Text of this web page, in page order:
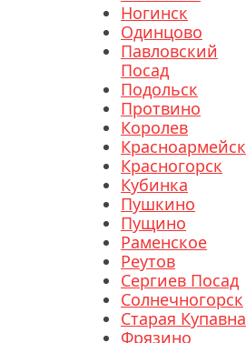
Ногинск
Одинцово
Павловский
Посад
Подольск
Протвино
Королев
Красноармейск
Красногорск
Кубинка
Пушкино
Пущино
Раменское
Реутов
Сергиев Посад
Солнечногорск
Старая Купавна
Фрязино